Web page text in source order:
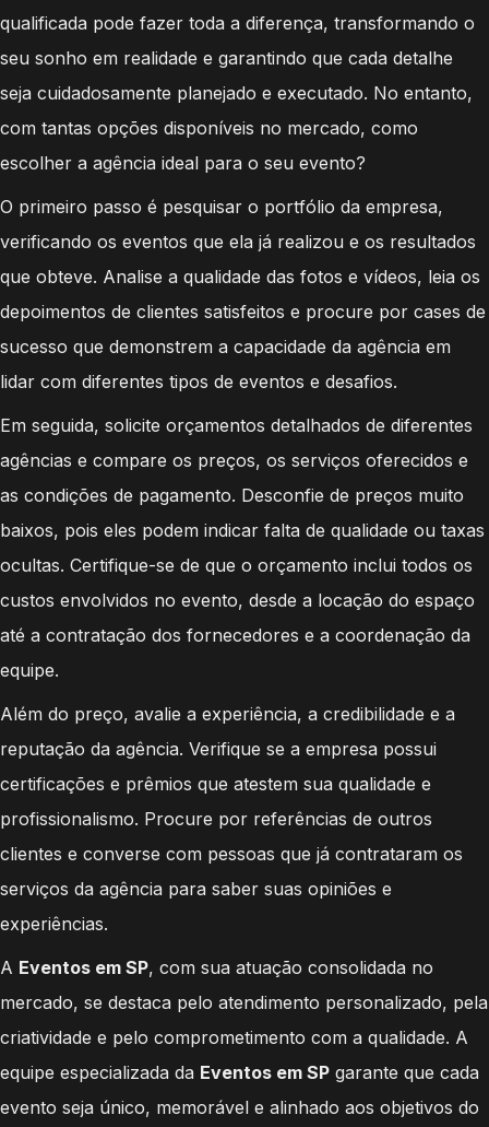
qualificada pode fazer toda a diferença, transformando o
seu sonho em realidade e garantindo que cada detalhe
seja cuidadosamente planejado e executado. No entanto,
com tantas opções disponíveis no mercado, como
escolher a agência ideal para o seu evento?
O primeiro passo é pesquisar o portfólio da empresa,
verificando os eventos que ela já realizou e os resultados
que obteve. Analise a qualidade das fotos e vídeos, leia os
depoimentos de clientes satisfeitos e procure por cases de
sucesso que demonstrem a capacidade da agência em
lidar com diferentes tipos de eventos e desafios.
Em seguida, solicite orçamentos detalhados de diferentes
agências e compare os preços, os serviços oferecidos e
as condições de pagamento. Desconfie de preços muito
baixos, pois eles podem indicar falta de qualidade ou taxas
ocultas. Certifique-se de que o orçamento inclui todos os
custos envolvidos no evento, desde a locação do espaço
até a contratação dos fornecedores e a coordenação da
equipe.
Além do preço, avalie a experiência, a credibilidade e a
reputação da agência. Verifique se a empresa possui
certificações e prêmios que atestem sua qualidade e
profissionalismo. Procure por referências de outros
clientes e converse com pessoas que já contrataram os
serviços da agência para saber suas opiniões e
experiências.
A Eventos em SP, com sua atuação consolidada no
mercado, se destaca pelo atendimento personalizado, pela
criatividade e pelo comprometimento com a qualidade. A
equipe especializada da Eventos em SP garante que cada
evento seja único, memorável e alinhado aos objetivos do